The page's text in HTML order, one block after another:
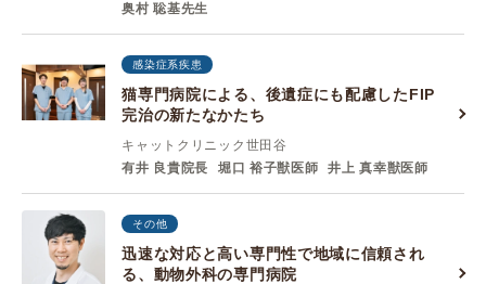
奥村 聡基先生
感染症系疾患
猫専門病院による、後遺症にも配慮したFIP
完治の新たなかたち
キャットクリニック世田谷
有井 良貴院長
堀口 裕子獣医師 井上 真幸獣医師
その他
迅速な対応と高い専門性で地域に信頼され
る、動物外科の専門病院